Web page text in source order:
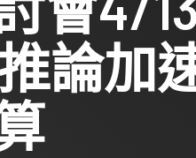
論加